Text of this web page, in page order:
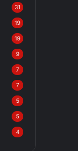
31
19
19
9
7
7
5
5
4